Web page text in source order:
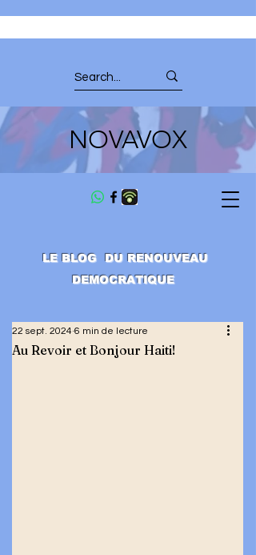
NOVAVOX
LE BLOG DU RENOUVEAU
DEMOCRATIQUE
Au Revoir et Bonjour Haiti!
22 sept. 2024 6 min de lecture